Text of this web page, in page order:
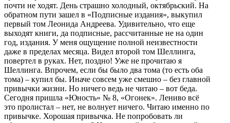
почти не ходят. День страшно холодный, октябрьский. На
обратном пути зашел в «Подписные издания», выкупил
первый том Леонида Андреева. Удивительно, что еще
выходят книги, да подписные, рассчитанные не на один
год, издания. У меня ощущение полной неизвестности
даже в пределах месяца. Видел второй том Шеллинга,
повертел в руках. Нет, поздно! Уже не прочитаю я
Шеллинга. Впрочем, если бы было два тома (то есть оба
тома) – купил бы. Иначе совсем уже смешно – без главной
привычки жизни. Но ничего ведь не читаю – вот беда.
Сегодня пришла «Юность» № 8, «Огонек». Лениво всё
это пролистал – нет, не волнует ничего. Читаю именно по
привычке. Хорошая привычка. Не попробовать ли